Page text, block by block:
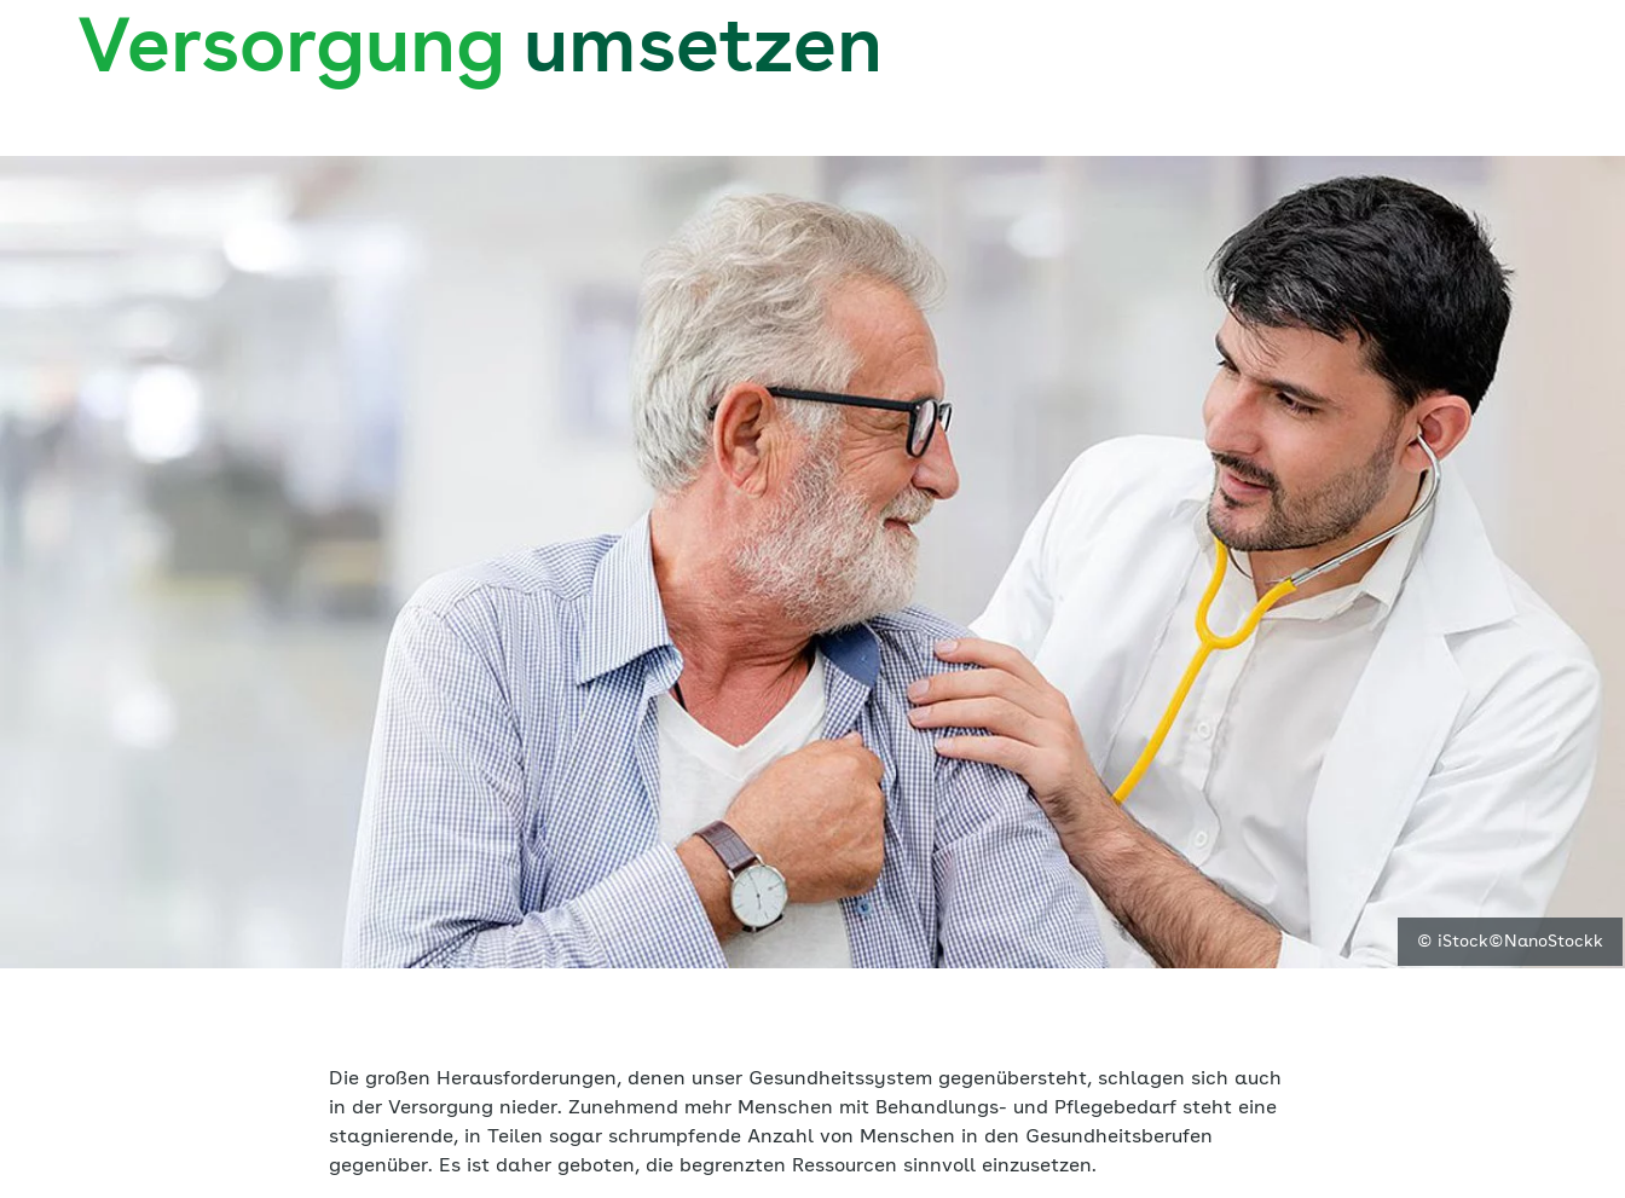
Versorgung umsetzen
© iStock©NanoStockk
Die großen Herausforderungen, denen unser Gesundheitssystem gegenübersteht, schlagen sich auch
in der Versorgung nieder. Zunehmend mehr Menschen mit Behandlungs- und Pflegebedarf steht eine
stagnierende, in Teilen sogar schrumpfende Anzahl von Menschen in den Gesundheitsberufen
gegenüber. Es ist daher geboten, die begrenzten Ressourcen sinnvoll einzusetzen.